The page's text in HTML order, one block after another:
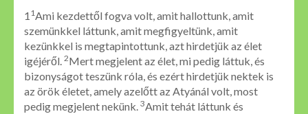
1 1Ami kezdettől fogva volt, amit hallottunk, amit
szemünkkel láttunk, amit megfigyeltünk, amit
kezünkkel is megtapintottunk, azt hirdetjük az élet
igéjéről. 2Mert megjelent az élet, mi pedig láttuk, és
bizonyságot teszünk róla, és ezért hirdetjük nektek is
az örök életet, amely azelőtt az Atyánál volt, most
pedig megjelent nekünk. 3Amit tehát láttunk és